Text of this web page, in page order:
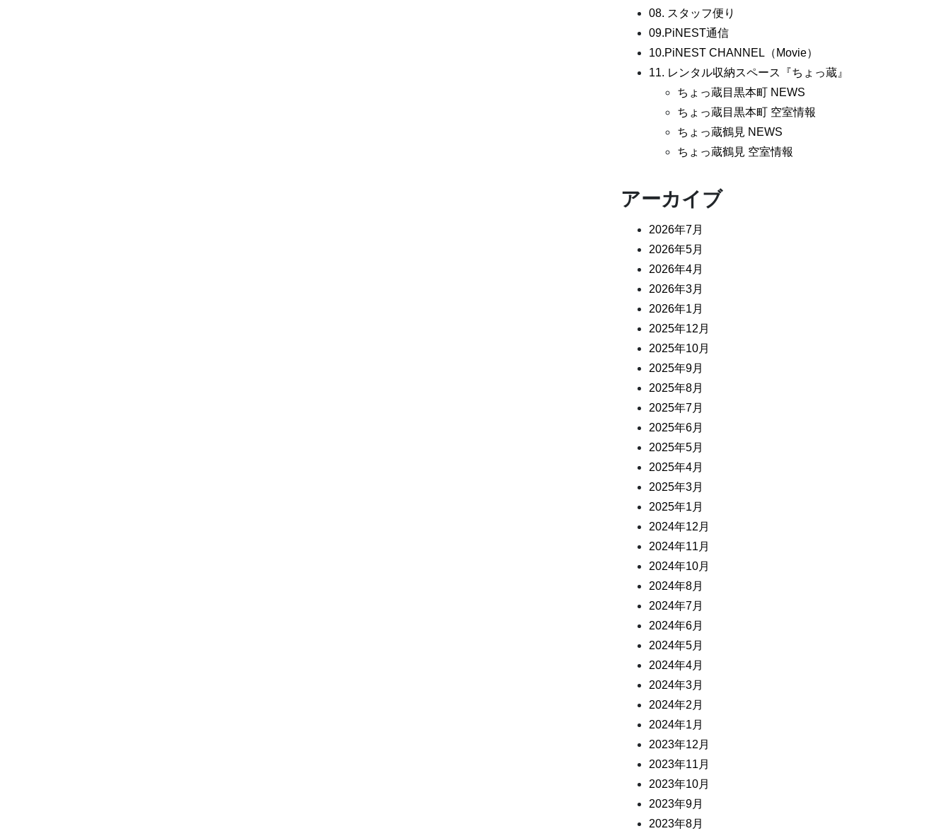
08. スタッフ便り
09.PiNEST通信
10.PiNEST CHANNEL（Movie）
11. レンタル収納スペース『ちょっ蔵』
ちょっ蔵目黒本町 NEWS
ちょっ蔵目黒本町 空室情報
ちょっ蔵鶴見 NEWS
ちょっ蔵鶴見 空室情報
アーカイブ
2026年7月
2026年5月
2026年4月
2026年3月
2026年1月
2025年12月
2025年10月
2025年9月
2025年8月
2025年7月
2025年6月
2025年5月
2025年4月
2025年3月
2025年1月
2024年12月
2024年11月
2024年10月
2024年8月
2024年7月
2024年6月
2024年5月
2024年4月
2024年3月
2024年2月
2024年1月
2023年12月
2023年11月
2023年10月
2023年9月
2023年8月